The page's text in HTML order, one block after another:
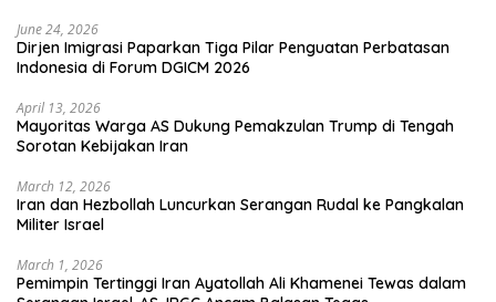
June 24, 2026
Dirjen Imigrasi Paparkan Tiga Pilar Penguatan Perbatasan
Indonesia di Forum DGICM 2026
April 13, 2026
Mayoritas Warga AS Dukung Pemakzulan Trump di Tengah
Sorotan Kebijakan Iran
March 12, 2026
Iran dan Hezbollah Luncurkan Serangan Rudal ke Pangkalan
Militer Israel
March 1, 2026
Pemimpin Tertinggi Iran Ayatollah Ali Khamenei Tewas dalam